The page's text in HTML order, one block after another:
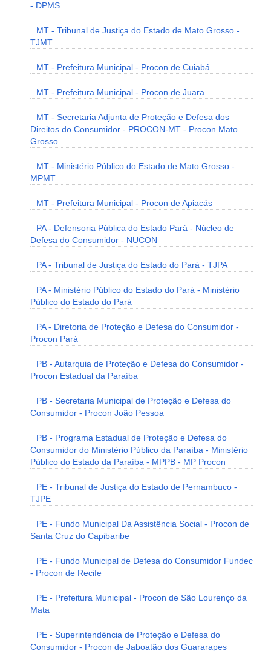
- DPMS
MT - Tribunal de Justiça do Estado de Mato Grosso -
TJMT
MT - Prefeitura Municipal - Procon de Cuiabá
MT - Prefeitura Municipal - Procon de Juara
MT - Secretaria Adjunta de Proteção e Defesa dos
Direitos do Consumidor - PROCON-MT - Procon Mato
Grosso
MT - Ministério Público do Estado de Mato Grosso -
MPMT
MT - Prefeitura Municipal - Procon de Apiacás
PA - Defensoria Pública do Estado Pará - Núcleo de
Defesa do Consumidor - NUCON
PA - Tribunal de Justiça do Estado do Pará - TJPA
PA - Ministério Público do Estado do Pará - Ministério
Público do Estado do Pará
PA - Diretoria de Proteção e Defesa do Consumidor -
Procon Pará
PB - Autarquia de Proteção e Defesa do Consumidor -
Procon Estadual da Paraíba
PB - Secretaria Municipal de Proteção e Defesa do
Consumidor - Procon João Pessoa
PB - Programa Estadual de Proteção e Defesa do
Consumidor do Ministério Público da Paraíba - Ministério
Público do Estado da Paraíba - MPPB - MP Procon
PE - Tribunal de Justiça do Estado de Pernambuco -
TJPE
PE - Fundo Municipal Da Assistência Social - Procon de
Santa Cruz do Capibaribe
PE - Fundo Municipal de Defesa do Consumidor Fundec
- Procon de Recife
PE - Prefeitura Municipal - Procon de São Lourenço da
Mata
PE - Superintendência de Proteção e Defesa do
Consumidor - Procon de Jaboatão dos Guararapes